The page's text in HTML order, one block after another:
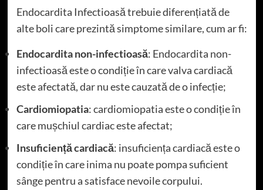
Endocardita Infectioasă trebuie diferențiată de
alte boli care prezintă simptome similare, cum ar fi:
Endocardita non-infectioasă: Endocardita non-
infectioasă este o condiție în care valva cardiacă
este afectată, dar nu este cauzată de o infecție;
Cardiomiopatia: cardiomiopatia este o condiție în
care mușchiul cardiac este afectat;
Insuficiență cardiacă: insuficiența cardiacă este o
condiție în care inima nu poate pompa suficient
sânge pentru a satisface nevoile corpului.